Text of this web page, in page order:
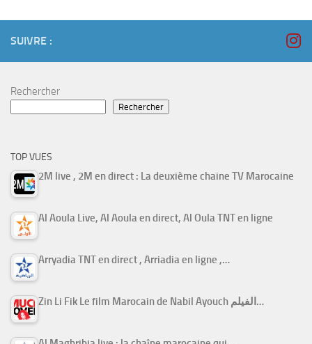
SUIVRE :
Rechercher
Rechercher
TOP VUES
2M live , 2M en direct : La deuxième chaine TV Marocaine
Al Aoula Live, Al Aoula en direct, Al Oula TNT en ligne
Arryadia TNT en direct , Arriadia en ligne ,…
Zin Li Fik Le film Marocain de Nabil Ayouch الفيلم…